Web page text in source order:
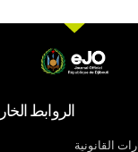
القانونية
الروابط